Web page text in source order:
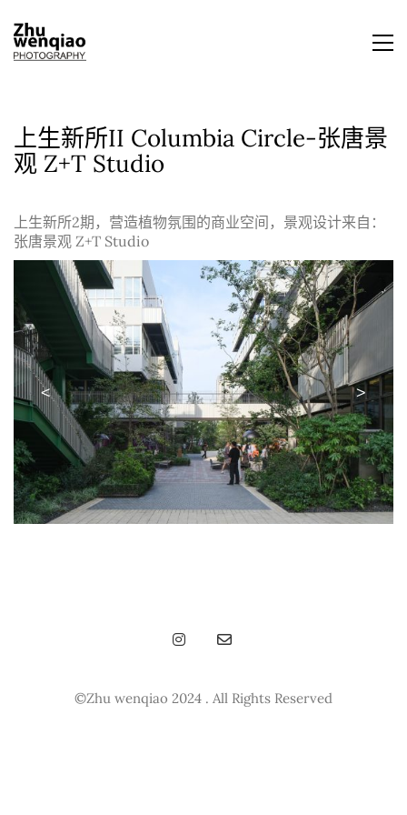
上生新所II Columbia Circle-张唐景
观 Z+T Studio
上生新所2期，营造植物氛围的商业空间，景观设计来自：
张唐景观 Z+T Studio
< >
©Zhu wenqiao 2024 . All Rights Reserved